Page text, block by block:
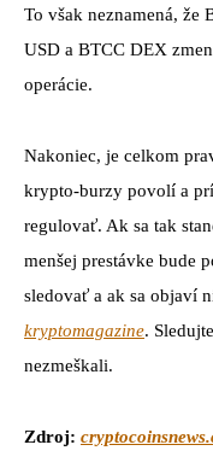
To však neznamená, že
USD a BTCC DEX
operácie.
Nakoniec, je celkom
krypto-burzy povolí a
regulovať. Ak sa tak
menšej prestávke bude
sledovať a ak sa objaví
kryptomagazine.
nezmeškali.
Zdroj: